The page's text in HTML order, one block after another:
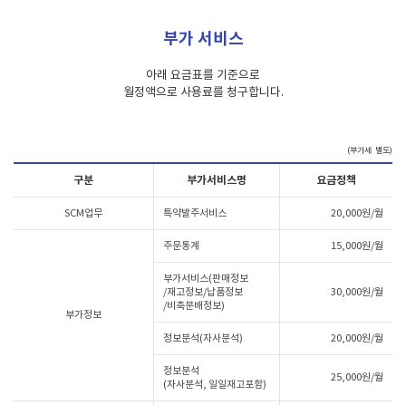
부가 서비스
아래 요금표를 기준으로
월정액으로 사용료를 청구합니다.
(부가세 별도)
구분 부가서비스명 요금정책
SCM업무 특약발주서비스 20,000원/월
부가정보
주문통계 15,000원/월
부가서비스(판매정보
/재고정보/납품정보
/비축분배정보)
30,000원/월
정보분석(자사분석) 20,000원/월
정보분석
(자사분석, 일일재고포함)
25,000원/월